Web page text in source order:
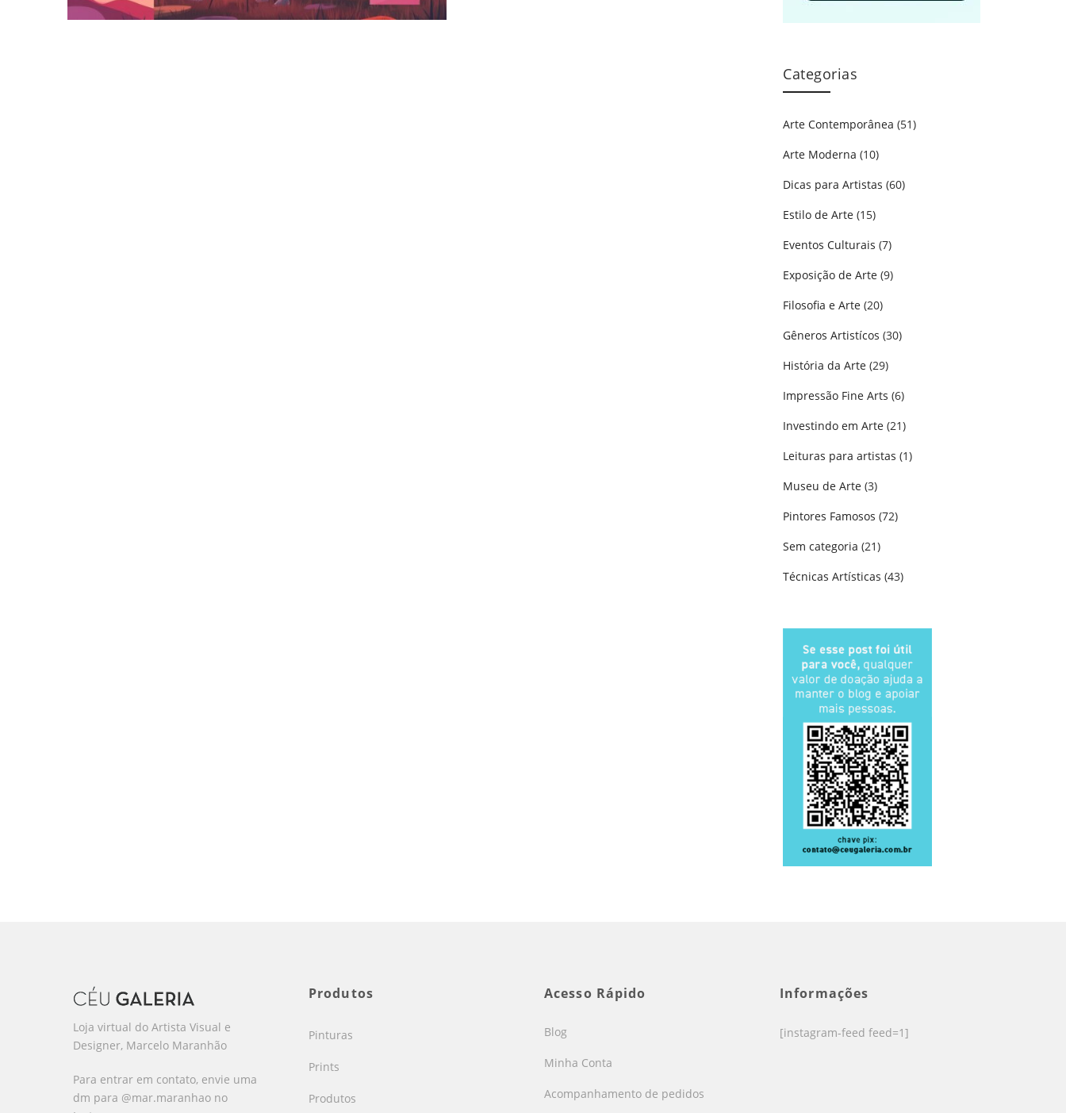
Categorias
Arte Contemporânea (51)
Arte Moderna (10)
Dicas para Artistas (60)
Estilo de Arte (15)
Eventos Culturais (7)
Exposição de Arte (9)
Filosofia e Arte (20)
Gêneros Artistícos (30)
História da Arte (29)
Impressão Fine Arts (6)
Investindo em Arte (21)
Leituras para artistas (1)
Museu de Arte (3)
Pintores Famosos (72)
Sem categoria (21)
Técnicas Artísticas (43)
Loja virtual do Artista Visual e
Designer, Marcelo Maranhão
Para entrar em contato, envie uma
dm para @mar.maranhao no
Produtos
Pinturas
Prints
Produtos
Acesso Rápido
Blog
Minha Conta
Acompanhamento de pedidos
Informações
[instagram-feed feed=1]